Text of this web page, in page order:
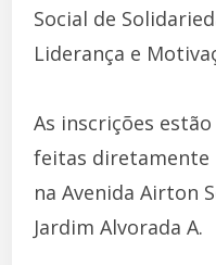
Social de
Liderança e
As inscrições
feitas diretamente
na Avenida Airton
Jardim Alvorada A.